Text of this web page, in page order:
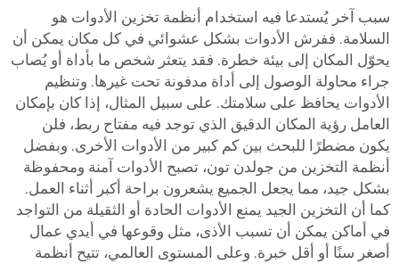
سبب آخر يُستدعا فيه استخدام أنظمة تخزين الأدوات هو
السلامة. ففرش الأدوات بشكل عشوائي في كل مكان يمكن أن
يحوّل المكان إلى بيئة خطرة. فقد يتعثر شخص ما بأداة أو يُصاب
جراء محاولة الوصول إلى أداة مدفونة تحت غيرها. وتنظيم
الأدوات يحافظ على سلامتك. على سبيل المثال، إذا كان بإمكان
العامل رؤية المكان الدقيق الذي توجد فيه مفتاح ربط، فلن
يكون مضطرًا للبحث بين كم كبير من الأدوات الأخرى. وبفضل
أنظمة التخزين من جولدن تون، تصبح الأدوات آمنة ومحفوظة
بشكل جيد، مما يجعل الجميع يشعرون براحة أكبر أثناء العمل.
كما أن التخزين الجيد يمنع الأدوات الحادة أو الثقيلة من التواجد
في أماكن يمكن أن تسبب الأذى، مثل وقوعها في أيدي عمال
أصغر سنًا أو أقل خبرة. وعلى المستوى العالمي، تتيح أنظمة